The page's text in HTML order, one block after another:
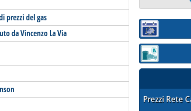
prezzi del gas
da Vincenzo La Via Sezione:
Sezione:
Prezzi Rete